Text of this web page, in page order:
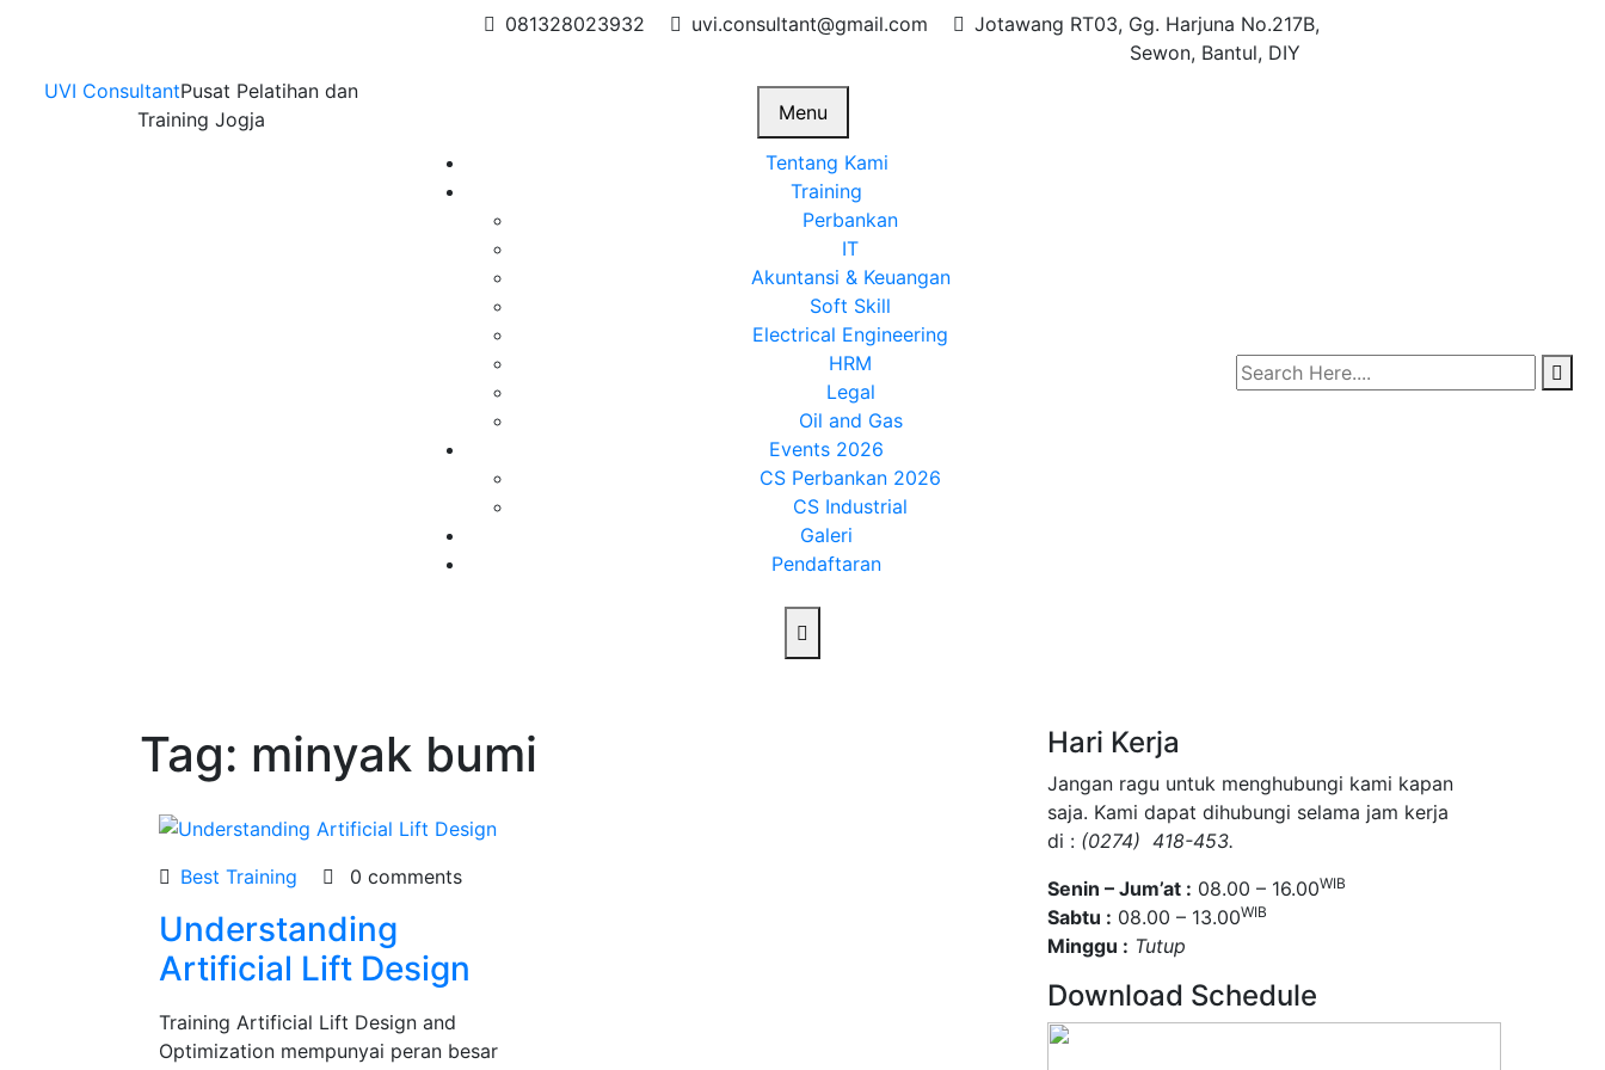
081328023932 uvi.consultant@gmail.com
Jotawang RT03, Gg. Harjuna No.217B,
Sewon, Bantul, DIY
UVI ConsultantPusat Pelatihan dan
Training Jogja
Menu
Tentang Kami
Training
Perbankan
IT
Akuntansi & Keuangan
Soft Skill
Electrical Engineering
HRM
Legal
Oil and Gas
Events 2026
CS Perbankan 2026
CS Industrial
Galeri
Pendaftaran
Tag: minyak bumi
Best Training 0 comments
Understanding
Artificial Lift Design
Training Artificial Lift Design and
Optimization mempunyai peran besar
Hari Kerja
Jangan ragu untuk menghubungi kami kapan
saja. Kami dapat dihubungi selama jam kerja
di : (0274) 418-453.
Senin – Jum’at : 08.00 – 16.00WIB
Sabtu : 08.00 – 13.00WIB
Minggu : Tutup
Download Schedule